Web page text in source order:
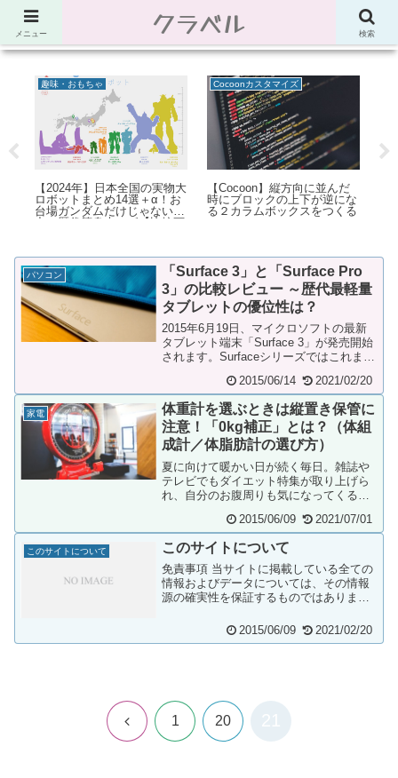
節約、こだわり、使い道。「決め手」がわかる比較サイト。でしたが最近は雑
多なブログ
趣味・おもちゃ
【2024年】日本全国の実物大
ロボットまとめ14選＋α！お
台場ガンダムだけじゃない迫
Cocoonカスタマイズ
【Cocoon】縦方向に並んだ
時にブロックの上下が逆にな
る２カラムボックスをつくる
パソコン
「Surface 3」と「Surface Pro
3」の比較レビュー ～歴代最軽量
タブレットの優位性は？
2015年6月19日、マイクロソフトの最新
タブレット端末「Surface 3」が発売開始
されます。Surfaceシリーズではこれまで
2015/06/14 2021/02/20
家電
体重計を選ぶときは縦置き保管に
注意！「0kg補正」とは？（体組
成計／体脂肪計の選び方）
夏に向けて暖かい日が続く毎日。雑誌や
テレビでもダイエット特集が取り上げら
れ、自分のお腹周りも気になってくる季
運動のバランスを...2015/06/09 2021/07/01
このサイトについて このサイトについて
免責事項 当サイトに掲載している全ての
情報およびデータについては、その情報
源の確実性を保証するものではありませ
に誤りがあっ...2015/06/09 2021/02/20
前 1 20
メニュー クラベル 検索